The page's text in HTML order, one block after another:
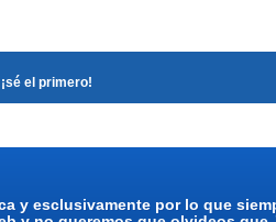
el primero!
y esclusivamente por lo que